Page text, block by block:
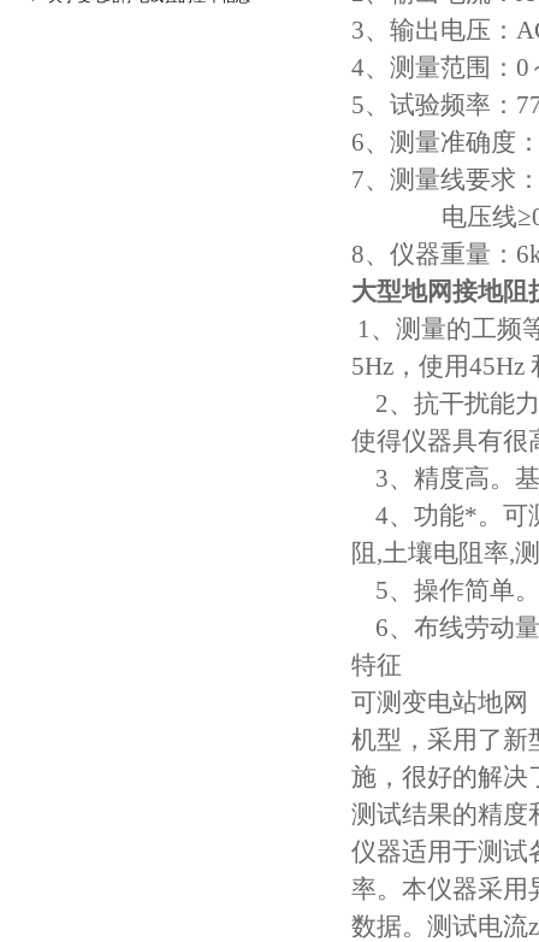
3、输出电压：
4、测量范围：0
5、试验频率：
6、测量准确度
7、测量线要求
电压线
8、仪器重量：
大型地网接地阻
1、测量的工频
5Hz，使用45Hz
2、抗干扰能
使得仪器具有很
3、精度高。
4、功能*。可
阻,土壤电阻率,
5、操作简单
6、布线劳动
特征
可测变电站地
机型，采用了新
施，很好的解决
测试结果的精度
仪器适用于测试
率。本仪器采用
数据。测试电流